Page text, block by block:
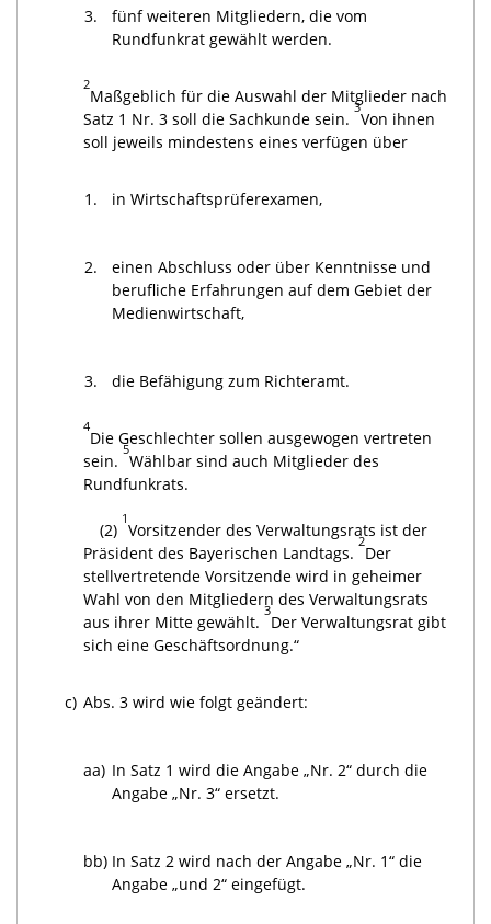
3.
fünf weiteren Mitgliedern, die vom
Rundfunkrat gewählt werden.
2
Maßgeblich für die Auswahl der Mitglieder nach
Satz 1 Nr. 3 soll die Sachkunde sein.
3
Von ihnen
soll jeweils mindestens eines verfügen über
1. in Wirtschaftsprüferexamen,
2.
einen Abschluss oder über Kenntnisse und
berufliche Erfahrungen auf dem Gebiet der
Medienwirtschaft,
3. die Befähigung zum Richteramt.
4
Die Geschlechter sollen ausgewogen vertreten
sein.
5
Wählbar sind auch Mitglieder des
Rundfunkrats.
(2)
1
Vorsitzender des Verwaltungsrats ist der
Präsident des Bayerischen Landtags.
2
Der
stellvertretende Vorsitzende wird in geheimer
Wahl von den Mitgliedern des Verwaltungsrats
aus ihrer Mitte gewählt.
3
Der Verwaltungsrat gibt
sich eine Geschäftsordnung.“
c) Abs. 3 wird wie folgt geändert:
aa) In Satz 1 wird die Angabe „Nr. 2“ durch die
Angabe „Nr. 3“ ersetzt.
bb) In Satz 2 wird nach der Angabe „Nr. 1“ die
Angabe „und 2“ eingefügt.